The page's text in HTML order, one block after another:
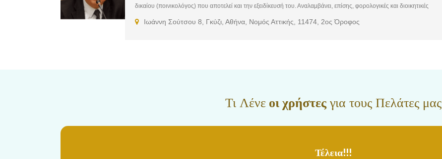
δικαίου (ποινικολόγος) που αποτελεί και την εξειδίκευσή του. Αναλαμβάνει, επίσης, φορολογικές και διοικητικές
κληρονομικό κλπ. Έχει συχνή και επιτυχημένη παρουσία στον Άρειο Πάγο, τόσο σε ποινικές όσο και σε αστικές
Ιωάννη Σούτσου 8, Γκύζι, Αθήνα, Νομός Αττικής, 11474, 2ος Όροφος
Τι Λένε οι χρήστες για τους Πελάτες μας
Τέλεια!!!